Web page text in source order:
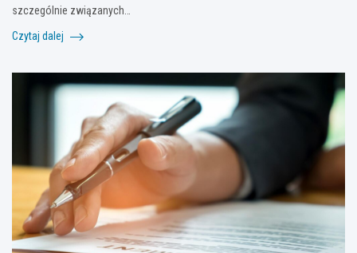
szczególnie związanych…
Czytaj dalej